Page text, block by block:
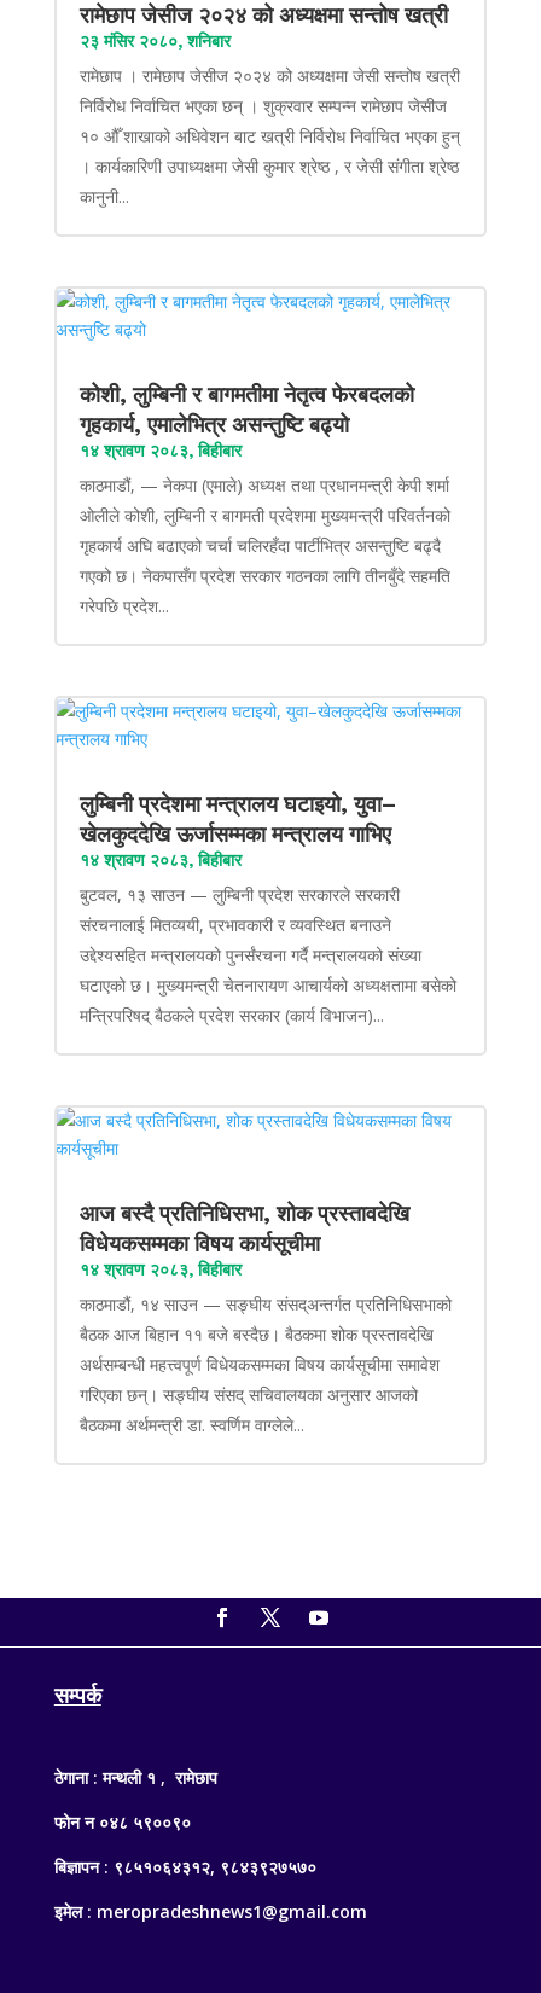
रामेछाप जेसीज २०२४ को अध्यक्षमा सन्तोष खत्री
२३ मंसिर २०८०, शनिबार
रामेछाप । रामेछाप जेसीज २०२४ को अध्यक्षमा जेसी सन्तोष खत्री
निर्विरोध निर्वाचित भएका छन् । शुक्रवार सम्पन्न रामेछाप जेसीज
१० औँ शाखाको अधिवेशन बाट खत्री निर्विरोध निर्वाचित भएका हुन्
। कार्यकारिणी उपाध्यक्षमा जेसी कुमार श्रेष्ठ , र जेसी संगीता श्रेष्ठ
कानुनी...
कोशी, लुम्बिनी र बागमतीमा नेतृत्व फेरबदलको
गृहकार्य, एमालेभित्र असन्तुष्टि बढ्यो
१४ श्रावण २०८३, बिहीबार
काठमाडौं, — नेकपा (एमाले) अध्यक्ष तथा प्रधानमन्त्री केपी शर्मा
ओलीले कोशी, लुम्बिनी र बागमती प्रदेशमा मुख्यमन्त्री परिवर्तनको
गृहकार्य अघि बढाएको चर्चा चलिरहँदा पार्टीभित्र असन्तुष्टि बढ्दै
गएको छ। नेकपासँग प्रदेश सरकार गठनका लागि तीनबुँदे सहमति
गरेपछि प्रदेश...
लुम्बिनी प्रदेशमा मन्त्रालय घटाइयो, युवा–
खेलकुददेखि ऊर्जासम्मका मन्त्रालय गाभिए
१४ श्रावण २०८३, बिहीबार
बुटवल, १३ साउन — लुम्बिनी प्रदेश सरकारले सरकारी
संरचनालाई मितव्ययी, प्रभावकारी र व्यवस्थित बनाउने
उद्देश्यसहित मन्त्रालयको पुनर्संरचना गर्दै मन्त्रालयको संख्या
घटाएको छ। मुख्यमन्त्री चेतनारायण आचार्यको अध्यक्षतामा बसेको
मन्त्रिपरिषद् बैठकले प्रदेश सरकार (कार्य विभाजन)...
आज बस्दै प्रतिनिधिसभा, शोक प्रस्तावदेखि
विधेयकसम्मका विषय कार्यसूचीमा
१४ श्रावण २०८३, बिहीबार
काठमाडौं, १४ साउन — सङ्घीय संसद्अन्तर्गत प्रतिनिधिसभाको
बैठक आज बिहान ११ बजे बस्दैछ। बैठकमा शोक प्रस्तावदेखि
अर्थसम्बन्धी महत्त्वपूर्ण विधेयकसम्मका विषय कार्यसूचीमा समावेश
गरिएका छन्। सङ्घीय संसद् सचिवालयका अनुसार आजको
बैठकमा अर्थमन्त्री डा. स्वर्णिम वाग्लेले...
सम्पर्क
ठेगाना : मन्थली १ , रामेछाप
फोन न ०४८ ५९००९०
बिज्ञापन : ९८५१०६४३१२, ९८४३९२७५७०
इमेल : meropradeshnews1@gmail.com